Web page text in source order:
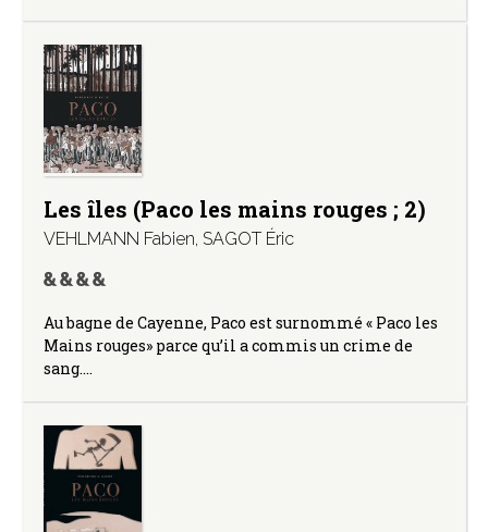
Les îles (Paco les mains rouges ; 2)
VEHLMANN Fabien, SAGOT Éric
Au bagne de Cayenne, Paco est surnommé « Paco les
Mains rouges» parce qu’il a commis un crime de
sang.…